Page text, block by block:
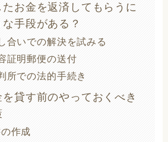
お金を返済してもらうに
手段がある？
いでの解決を試みる
明郵便の送付
での法的手続き
貸す前のやっておくべき
作成